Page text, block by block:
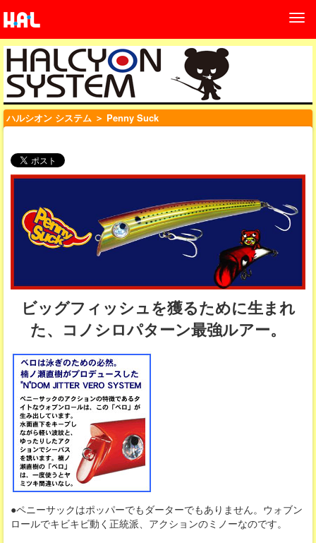
ハルシオン システム ＞ Penny Suck
ビッグフィッシュを獲るために生まれ
た、コノシロパターン最強ルアー。
●ペニーサックはポッパーでもダーターでもありません。ウォブン
ロールでキビキビ動く正統派、アクションのミノーなのです。